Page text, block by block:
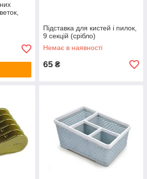
Підставка для кистей і пилок,
9 секцій (срібло)
Немає в наявності
65 ₴